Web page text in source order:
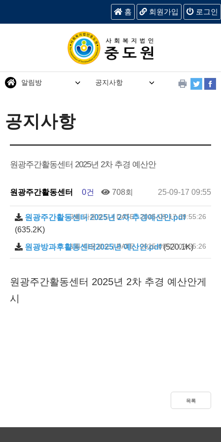
홈 회원가입 로그인
공지사항
알림방
공지사항
원광주간활동센터 2025년 2차 추경 예산안
원광주간활동센터 0건 708회 25-09-17 09:55
원광주간활동센터 2025년 2차 추경예산안.pdf
(635.2K)
3회 다운로드 | DATE : 2025-09-17 09:55:26
원광방과후활동센터2025년 예산안.pdf(520.1K)
1회 다운로드 | DATE : 2025-09-17 09:55:26
원광주간활동센터 2025년 2차 추경 예산안게
시
목록